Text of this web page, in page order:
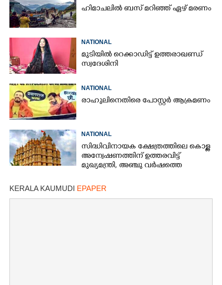
ഹിമാചലിൽ ബസ് മറിഞ്ഞ് ഏഴ് മരണം
NATIONAL
മുടിയിൽ റെക്കാഡിട്ട് ഉത്തരാഖണ്ഡ്
സ്വദേശിനി
NATIONAL
രാഹുലിനെതിരെ പോസ്റ്റർ ആക്രമണം
NATIONAL
സിദ്ധിവിനായക ക്ഷേത്രത്തിലെ കൊള്ള
അന്വേഷണത്തിന് ഉത്തരവിട്ട്
മുഖ്യമന്ത്രി, അഞ്ചു വർഷത്തെ
KERALA KAUMUDI EPAPER